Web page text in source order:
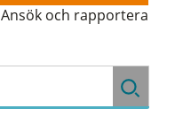
Ansök och rapportera